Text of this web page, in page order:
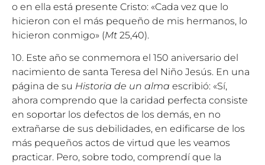
o en ella está presente Cristo: «Cada vez que lo
hicieron con el más pequeño de mis hermanos, lo
hicieron conmigo» (Mt 25,40).
10. Este año se conmemora el 150 aniversario del
nacimiento de santa Teresa del Niño Jesús. En una
página de su Historia de un alma escribió: «Sí,
ahora comprendo que la caridad perfecta consiste
en soportar los defectos de los demás, en no
extrañarse de sus debilidades, en edificarse de los
más pequeños actos de virtud que les veamos
practicar. Pero, sobre todo, comprendí que la